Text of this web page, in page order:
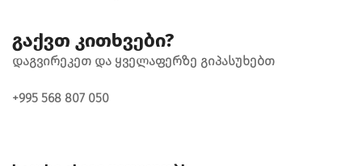
Გაქვთ Კითხვები?
ᲓᲐᲒᲕᲘᲠᲔᲙᲔᲗ ᲓᲐ ᲧᲕᲔᲚᲐᲤᲔᲠᲖᲔ ᲒᲘᲞᲐᲡᲣᲮᲔᲑᲗ
+995 568 807 050